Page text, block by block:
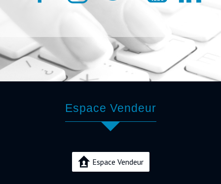
Espace Vendeur
Espace Vendeur